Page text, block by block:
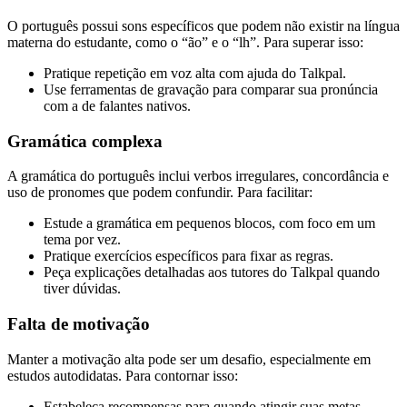
O português possui sons específicos que podem não existir na língua
materna do estudante, como o “ão” e o “lh”. Para superar isso:
Pratique repetição em voz alta com ajuda do Talkpal.
Use ferramentas de gravação para comparar sua pronúncia
com a de falantes nativos.
Gramática complexa
A gramática do português inclui verbos irregulares, concordância e
uso de pronomes que podem confundir. Para facilitar:
Estude a gramática em pequenos blocos, com foco em um
tema por vez.
Pratique exercícios específicos para fixar as regras.
Peça explicações detalhadas aos tutores do Talkpal quando
tiver dúvidas.
Falta de motivação
Manter a motivação alta pode ser um desafio, especialmente em
estudos autodidatas. Para contornar isso: